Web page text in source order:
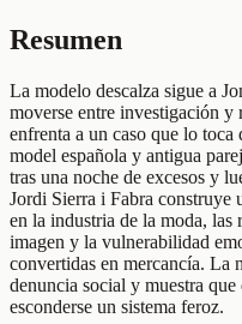
Resumen
La modelo descalza sigue a
moverse entre investigación
enfrenta a un caso que lo
model española y antigua
tras una noche de excesos y
Jordi Sierra i Fabra construye
en la industria de la moda, las
imagen y la vulnerabilidad
convertidas en mercancía. La
denuncia social y muestra
esconderse un sistema feroz.